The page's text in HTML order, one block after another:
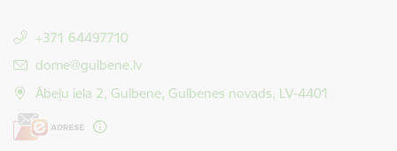
+371 64497710
E-pasts:
dome@gulbene.lv
Ābeļu iela 2, Gulbene, Gulbenes novads, LV-4401